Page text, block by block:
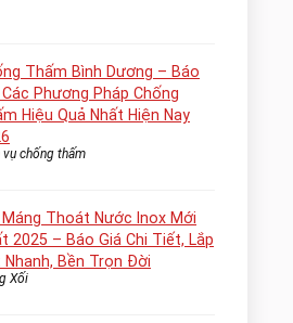
Thấm Bình Dương – Báo
Các Phương Pháp Chống
Hiệu Quả Nhất Hiện Nay
vụ chống thấm
Máng Thoát Nước Inox Mới
2025 – Báo Giá Chi Tiết, Lắp
Bền Trọn Đời
Xối